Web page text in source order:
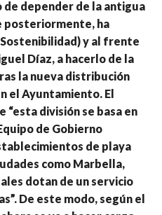
de depender de la antigua
posteriormente, ha
y al frente
Díaz, a hacerlo de la
la nueva distribución
el Ayuntamiento. El
“esta división se basa en
de Gobierno
de playa
como Marbella,
dotan de un servicio
De este modo, según el